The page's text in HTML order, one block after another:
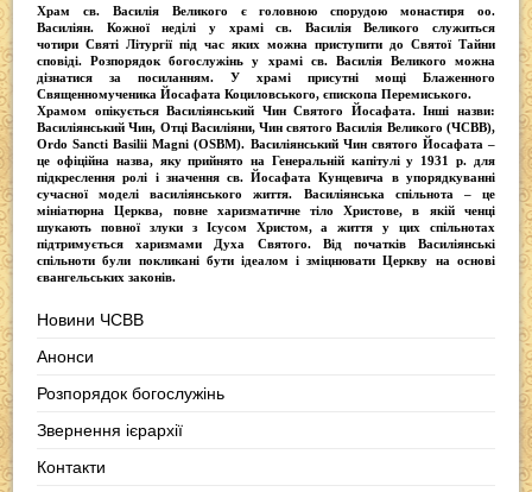
Храм св. Василія Великого є головною спорудою монастиря оо.
Василіян. Кожної неділі у храмі св. Василія Великого служиться
чотириСвяті Літургії під час яких можна приступити до Святої Тайни
сповіді.Розпорядок богослужінь у храмі св. Василія Великого можна
дізнатися за посиланням. У храмі присутні мощі Блаженного
Священномученика Йосафата Коциловського, єпископа Перемиського.
Храмом опікуєтьсяВасиліянський Чин Святого Йосафата. Інші назви:
Василіянський Чин, Отці Василіяни, Чин святого Василія Великого (ЧСВВ),
Ordо Sancti Basilii Magni (OSBM). Василіянський Чин святого Йосафата –
це офіційна назва, яку прийнято на Генеральній капітулі у 1931 р. для
підкреслення ролі і значення св. Йосафата Кунцевича в упорядкуванні
сучасної моделі василіянського життя. Василіянська спільнота – це
мініатюрна Церква, повне харизматичне тіло Христове, в якій ченці
шукають повної злуки з Iсусом Христом, а життя у цих спільнотах
підтримується харизмами Духа Святого. Від початків Василіянські
спільноти були покликані бути ідеалом і зміцнювати Церкву на основі
євангельських законів.
Новини ЧСВВ
Анонси
Розпорядок богослужінь
Звернення ієрархії
Контакти